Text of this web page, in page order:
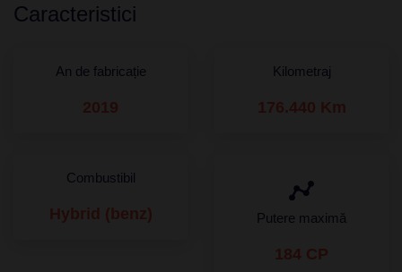
Caracteristici
An de fabricație
2019
Kilometraj
176.440 Km
Combustibil
Hybrid (benz) Putere maximă
184 CP